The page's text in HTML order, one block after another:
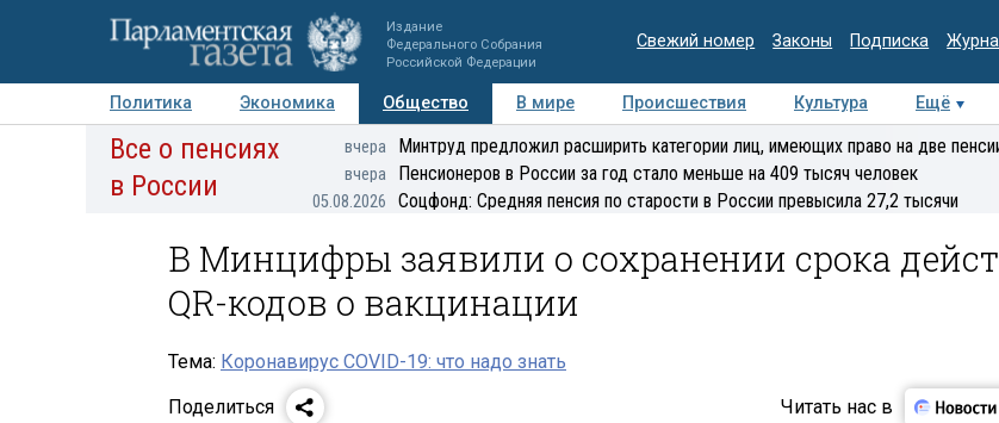
Издание
Федерального Собрания
Российской Федерации
Свежий номер Законы Подписка
Политика Экономика Общество В мире Происшествия Культура Ещё
Авторы Персоны Мнения Регионы Медиацентр Интервью Колумнисты
Все о пенсиях
в России
вчера Минтруд предложил расширить категории лиц, имеющих право на две
вчера Пенсионеров в России за год стало меньше на 409 тысяч человек
05.08.2026 Соцфонд: Средняя пенсия по старости в России превысила 27,2 тысячи
В Минцифры заявили о сохранении срока
QR-кодов о вакцинации
Тема: Коронавирус COVID-19: что надо знать
Поделиться
Читать нас в